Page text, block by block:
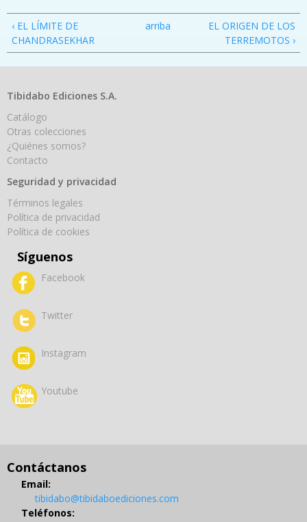
‹ EL LÍMITE DE
CHANDRASEKHAR
arriba
EL ORIGEN DE LOS
TERREMOTOS ›
Tibidabo Ediciones S.A.
Catálogo
Otras colecciones
¿Quiénes somos?
Contacto
Seguridad y privacidad
Términos legales
Política de privacidad
Política de cookies
Síguenos
Facebook
Twitter
Instagram
Youtube
Contáctanos
Email:
tibidabo@tibidaboediciones.com
Teléfonos: